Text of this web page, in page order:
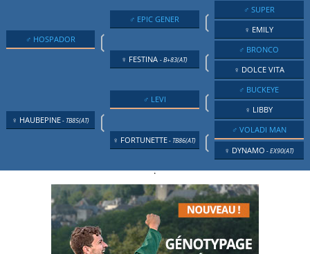
♂ HOSPADOR ❲
♂ EPIC GENER ❲
♂ SUPER
♀ EMILY
♀ FESTINA- B+83(AT) ❲
♂ BRONCO
♀ DOLCE VITA
♀ HAUBEPINE- TB85(AT) ❲
♂ LEVI ❲
♂ BUCKEYE
♀ LIBBY
♀ FORTUNETTE- TB86(AT) ❲
♂ VOLADI MAN
♀ DYNAMO - EX90(AT)
.